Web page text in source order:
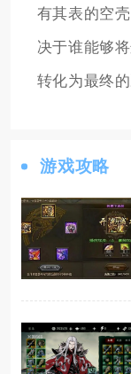
有其表的空
决于谁能够
转化为最终的
游戏攻略